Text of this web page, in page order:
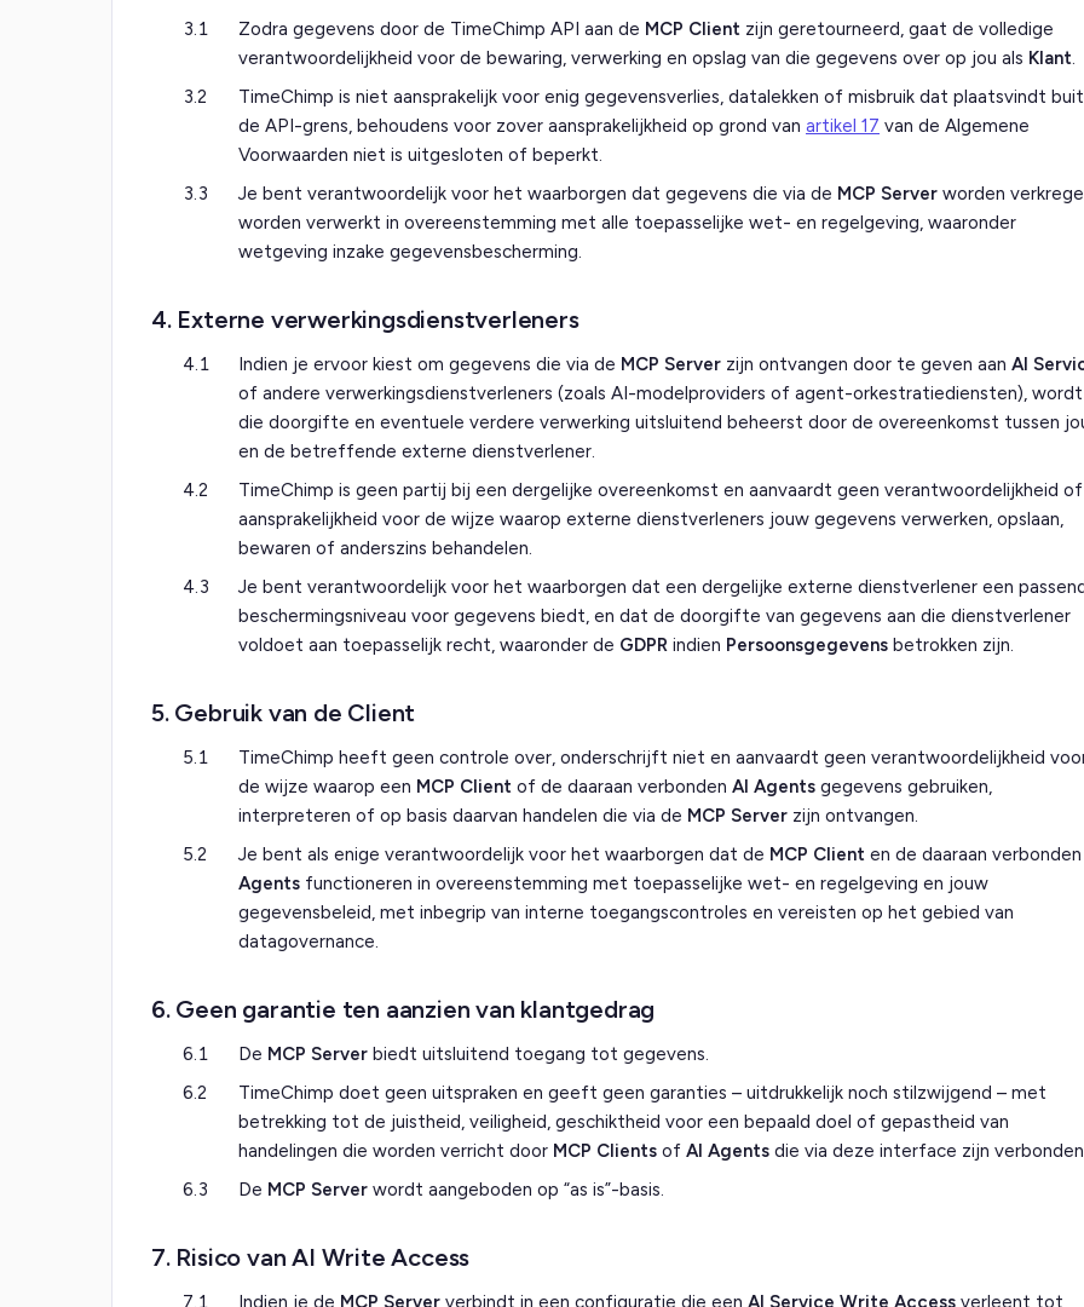
3.1 Zodra gegevens door de TimeChimp API aan de MCP Client zijn geretourneerd, gaat de volledige
verantwoordelijkheid voor de bewaring, verwerking en opslag van die gegevens over op jou als Klant.
3.2
TimeChimp is niet aansprakelijk voor enig gegevensverlies, datalekken of misbruik dat plaatsvindt
de API-grens, behoudens voor zover aansprakelijkheid op grond van artikel 17 van de Algemene
Voorwaarden niet is uitgesloten of beperkt.
3.3
Je bent verantwoordelijk voor het waarborgen dat gegevens die via de MCP Server worden
worden verwerkt in overeenstemming met alle toepasselijke wet- en regelgeving, waaronder
wetgeving inzake gegevensbescherming.
4. Externe verwerkingsdienstverleners
4.1 Indien je ervoor kiest om gegevens die via de MCP Server zijn ontvangen door te geven aan AI
of andere verwerkingsdienstverleners (zoals AI-modelproviders of agent-orkestratiediensten), wordt
die doorgifte en eventuele verdere verwerking uitsluitend beheerst door de overeenkomst tussen
en de betreffende externe dienstverlener.
4.2
TimeChimp is geen partij bij een dergelijke overeenkomst en aanvaardt geen verantwoordelijkheid of
aansprakelijkheid voor de wijze waarop externe dienstverleners jouw gegevens verwerken, opslaan,
bewaren of anderszins behandelen.
4.3
Je bent verantwoordelijk voor het waarborgen dat een dergelijke externe dienstverlener een
beschermingsniveau voor gegevens biedt, en dat de doorgifte van gegevens aan die dienstverlener
voldoet aan toepasselijk recht, waaronder de GDPR indien Persoonsgegevens betrokken zijn.
5. Gebruik van de Client
5.1
TimeChimp heeft geen controle over, onderschrijft niet en aanvaardt geen verantwoordelijkheid
de wijze waarop een MCP Client of de daaraan verbonden AI Agents gegevens gebruiken,
interpreteren of op basis daarvan handelen die via de MCP Server zijn ontvangen.
5.2
Je bent als enige verantwoordelijk voor het waarborgen dat de MCP Client en de daaraan verbonden
Agents functioneren in overeenstemming met toepasselijke wet- en regelgeving en jouw
gegevensbeleid, met inbegrip van interne toegangscontroles en vereisten op het gebied van
datagovernance.
6. Geen garantie ten aanzien van klantgedrag
6.1 De MCP Server biedt uitsluitend toegang tot gegevens.
6.2
TimeChimp doet geen uitspraken en geeft geen garanties – uitdrukkelijk noch stilzwijgend – met
betrekking tot de juistheid, veiligheid, geschiktheid voor een bepaald doel of gepastheid van
handelingen die worden verricht door MCP Clients of AI Agents die via deze interface zijn
6.3
De MCP Server wordt aangeboden op “as is”-basis.
7. Risico van AI Write Access
7.1 Indien je de MCP Server verbindt in een configuratie die een AI Service Write Access verleent tot